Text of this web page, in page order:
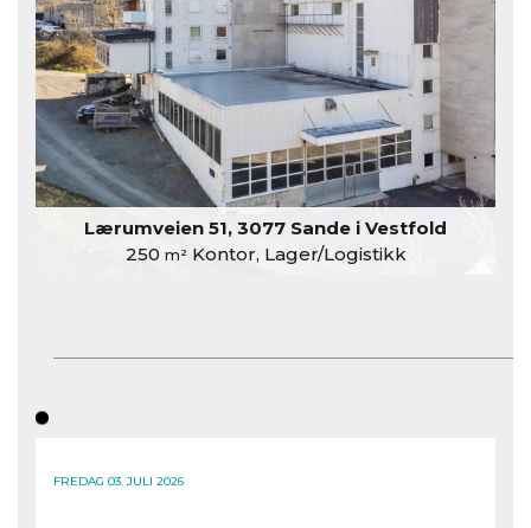
Lærumveien 51, 3077 Sande i Vestfold
250 m²Kontor, Lager/Logistikk
FREDAG 03. JULI 2026